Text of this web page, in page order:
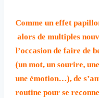
Comme un effet
alors de multiples
l’occasion de faire de
(un mot, un sourire,
une émotion…), de
routine pour se